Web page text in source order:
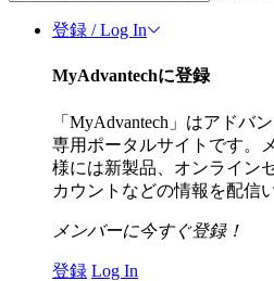
登録 / Log In
MyAdvantechに登録
「MyAdvantech」はアドバ
専用ポータルサイトです。
様には新製品、オンライン
カウントなどの情報を配信
メンバーに今すぐ登録！
登録 Log In